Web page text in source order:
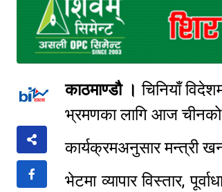
काठमाण्डौ ।चिनियाँ
भ्रमणका लागि आज चीनको
कार्यक्रमअनुसार मन्त्री
भेटमा व्यापार विस्तार,